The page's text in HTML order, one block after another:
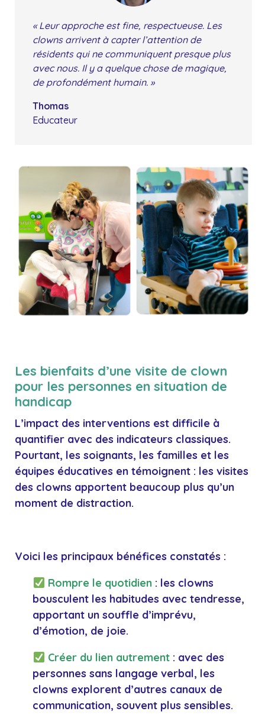
« Leur approche est fine, respectueuse. Les
clowns arrivent à capter l’attention de
résidents qui ne communiquent presque plus
avec nous. Il y a quelque chose de magique,
de profondément humain. »
Thomas
Educateur
Les bienfaits d’une visite de clown
pour les personnes en situation de
handicap
L’impact des interventions est difficile à
quantifier avec des indicateurs classiques.
Pourtant, les soignants, les familles et les
équipes éducatives en témoignent : les visites
des clowns apportent beaucoup plus qu’un
moment de distraction.
Voici les principaux bénéfices constatés :
Rompre le quotidien: les clowns
bousculent les habitudes avec tendresse,
apportant un souffle d’imprévu,
d’émotion, de joie.
Créer du lien autrement: avec des
personnes sans langage verbal, les
clowns explorent d’autres canaux de
communication, souvent plus sensibles.